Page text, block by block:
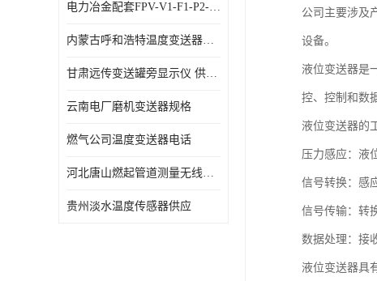
电力冶金配套FPV-V1-F1-P2-03电压变送器
内蒙古呼和浩特温度变送器配套罐旁显示仪供应 性能稳定
甘肃远传变送罐旁显示仪 供应及时
云南电厂磨机变送器规格
燃气公司温度变送器电话
河北唐山燃起管道测量无线压力变送器型号 性能稳定
贵州淡水温度传感器供应
公司主要涉及
设备。
液位变送器是
控、控制和数
液位变送器的
压力感应：液
信号转换：感
信号传输：转
数据处理：接
液位变送器具